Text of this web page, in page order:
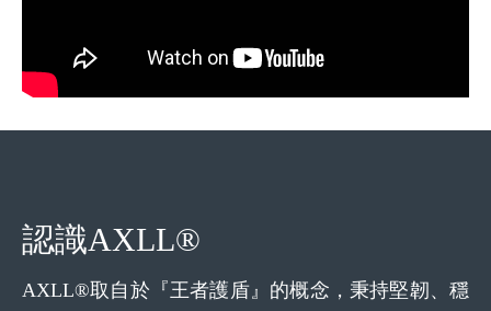
認識AXLL®
AXLL®取自於『王者護盾』的概念，秉持堅韌、穩